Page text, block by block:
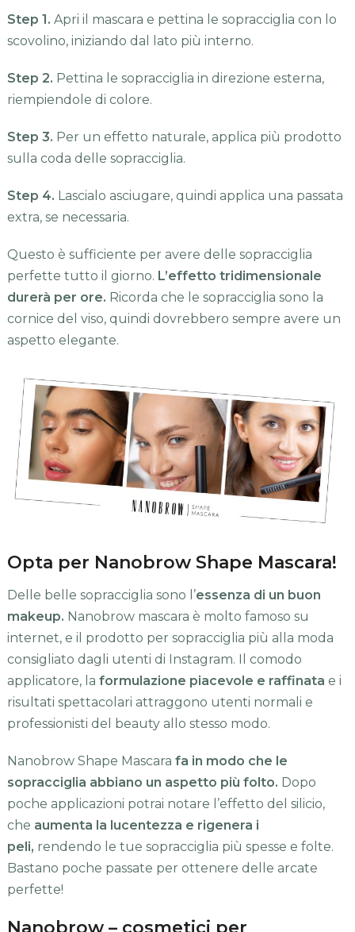
Step 1. Apri il mascara e pettina le sopracciglia con lo
scovolino, iniziando dal lato più interno.
Step 2. Pettina le sopracciglia in direzione esterna,
riempiendole di colore.
Step 3. Per un effetto naturale, applica più prodotto
sulla coda delle sopracciglia.
Step 4. Lascialo asciugare, quindi applica una passata
extra, se necessaria.
Questo è sufficiente per avere delle sopracciglia
perfette tutto il giorno. L’effetto tridimensionale
durerà per ore. Ricorda che le sopracciglia sono la
cornice del viso, quindi dovrebbero sempre avere un
aspetto elegante.
Opta per Nanobrow Shape Mascara!
Delle belle sopracciglia sono l’essenza di un buon
makeup. Nanobrow mascara è molto famoso su
internet, e il prodotto per sopracciglia più alla moda
consigliato dagli utenti di Instagram. Il comodo
applicatore, la formulazione piacevole e raffinata e i
risultati spettacolari attraggono utenti normali e
professionisti del beauty allo stesso modo.
Nanobrow Shape Mascara fa in modo che le
sopracciglia abbiano un aspetto più folto. Dopo
poche applicazioni potrai notare l’effetto del silicio,
che aumenta la lucentezza e rigenera i
peli, rendendo le tue sopracciglia più spesse e folte.
Bastano poche passate per ottenere delle arcate
perfette!
Nanobrow – cosmetici per